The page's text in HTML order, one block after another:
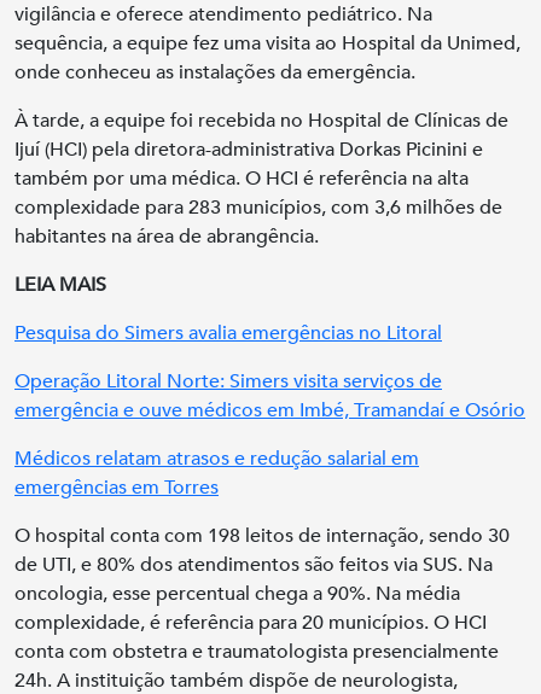
vigilância e oferece atendimento pediátrico. Na
sequência, a equipe fez uma visita ao Hospital da Unimed,
onde conheceu as instalações da emergência.
À tarde, a equipe foi recebida no Hospital de Clínicas de
Ijuí (HCI) pela diretora-administrativa Dorkas Picinini e
também por uma médica. O HCI é referência na alta
complexidade para 283 municípios, com 3,6 milhões de
habitantes na área de abrangência.
LEIA MAIS
Pesquisa do Simers avalia emergências no Litoral
Operação Litoral Norte: Simers visita serviços de
emergência e ouve médicos em Imbé, Tramandaí e Osório
Médicos relatam atrasos e redução salarial em
emergências em Torres
O hospital conta com 198 leitos de internação, sendo 30
de UTI, e 80% dos atendimentos são feitos via SUS. Na
oncologia, esse percentual chega a 90%. Na média
complexidade, é referência para 20 municípios. O HCI
conta com obstetra e traumatologista presencialmente
24h. A instituição também dispõe de neurologista,